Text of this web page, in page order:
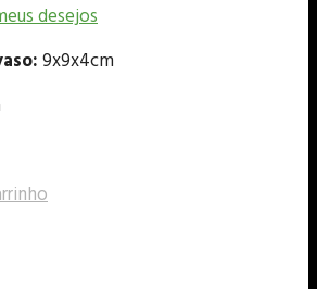
desejos
9x9x4cm